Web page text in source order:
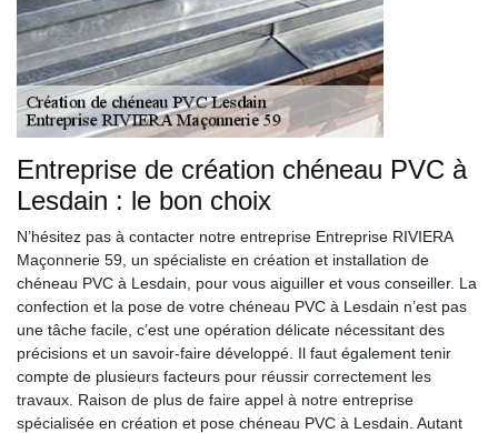
Entreprise de création chéneau PVC à
Lesdain : le bon choix
N’hésitez pas à contacter notre entreprise Entreprise RIVIERA
Maçonnerie 59, un spécialiste en création et installation de
chéneau PVC à Lesdain, pour vous aiguiller et vous conseiller. La
confection et la pose de votre chéneau PVC à Lesdain n’est pas
une tâche facile, c’est une opération délicate nécessitant des
précisions et un savoir-faire développé. Il faut également tenir
compte de plusieurs facteurs pour réussir correctement les
travaux. Raison de plus de faire appel à notre entreprise
spécialisée en création et pose chéneau PVC à Lesdain. Autant